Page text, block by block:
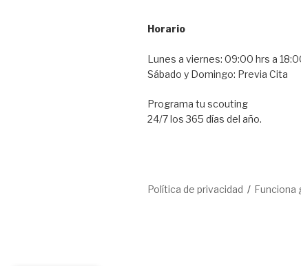
Horario
Lunes a viernes: 09:00 hrs a
Sábado y Domingo: Previa Cita
Programa tu scouting
24/7 los 365 días del año.
Política de privacidad Funciona